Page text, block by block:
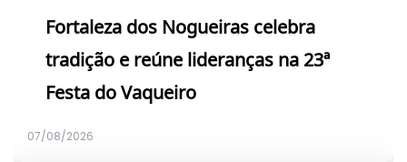
Fortaleza dos Nogueiras celebra
tradição e reúne lideranças na 23ª
Festa do Vaqueiro
07/08/2026